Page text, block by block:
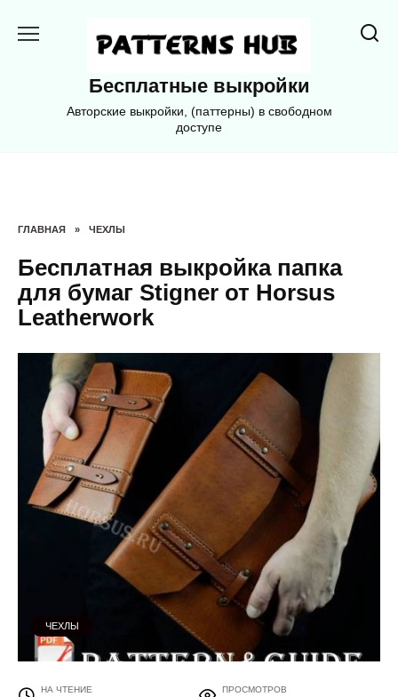
Бесплатные выкройки
Авторские выкройки, (паттерны) в свободном
доступе
ГЛАВНАЯ » ЧЕХЛЫ
Бесплатная выкройка папка
для бумаг Stigner от Horsus
Leatherwork
ЧЕХЛЫ
НА ЧТЕНИЕ ПРОСМОТРОВ